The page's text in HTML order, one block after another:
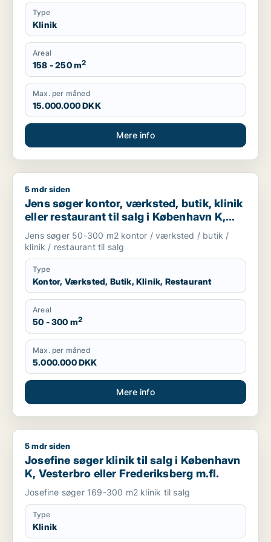
Type
Klinik
Areal
158 - 250 m2
Max. per måned
15.000.000 DKK
Mere info
Jens søger kontor, værksted, butik, klinik eller restaurant til
5 mdr siden
Jens søger kontor, værksted, butik, klinik
eller restaurant til salg i København K,
Vesterbro eller Frederiksberg m.fl.
Jens søger 50-300 m2 kontor / værksted / butik /
klinik / restaurant til salg
Type
Kontor, Værksted, Butik, Klinik, Restaurant
Areal
50 - 300 m2
Max. per måned
5.000.000 DKK
Mere info
Josefine søger klinik til salg i København K, Vesterbro eller
5 mdr siden
Josefine søger klinik til salg i København
K, Vesterbro eller Frederiksberg m.fl.
Josefine søger 169-300 m2 klinik til salg
Type
Klinik